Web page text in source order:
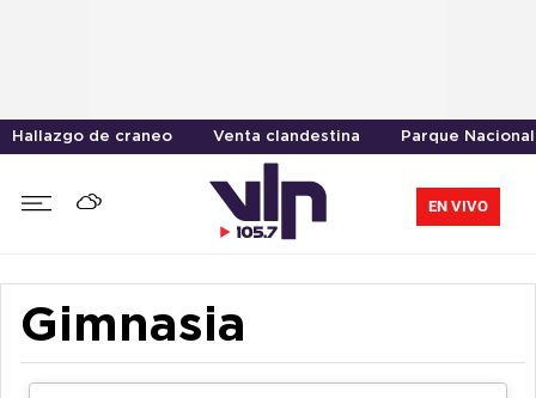
Hallazgo de craneo Venta clandestina Parque
EN VIVO
Gimnasia